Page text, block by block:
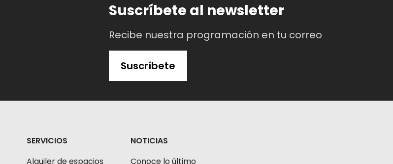
Suscríbete al newsletter
Recibe nuestra programación en tu correo
Suscríbete
SERVICIOS
Alquiler de espacios
NOTICIAS
Conoce lo último